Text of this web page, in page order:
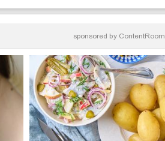
რეცეპტი
sponsored by ContentRoom